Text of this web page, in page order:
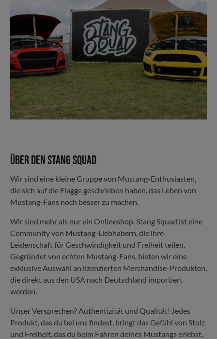
Über den Stang Squad
Wir sind eine kleine Gruppe von Mustang-Enthusiasten,
die sich auf die Flagge geschrieben haben, das Leben von
Mustang-Fans noch besser zu machen.
Wir sind mehr als nur ein Onlineshop. Stang Squad ist eine
Community von Mustang-Liebhabern, die ihre
Leidenschaft für Geschwindigkeit und Freiheit teilen.
Gegründet von echten Mustang-Fans, bieten wir eine
exklusive Auswahl an lizenzierten Merchandise-Produkten,
die direkt aus den USA nach Deutschland importiert
werden.
Unser Versprechen? Authentizität und Qualität! Jedes
Produkt, das du bei uns findest, bringt das Gefühl von Stolz
und Freiheit, das du beim Fahren deines Mustangs erlebst,